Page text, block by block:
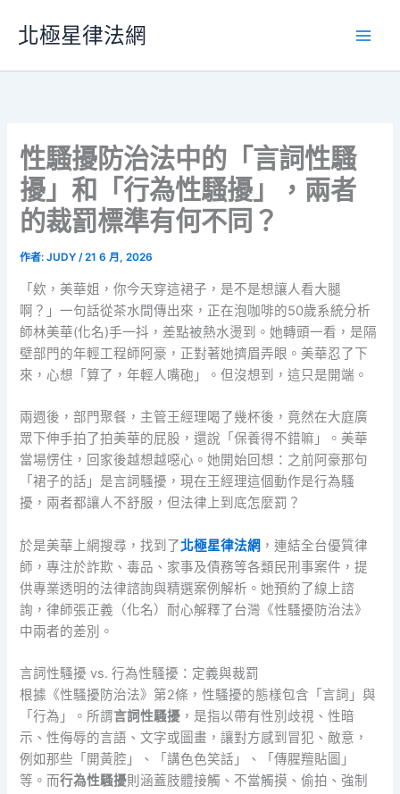
要
北極星律法網
性騷擾防治法中的「言詞性騷
擾」和「行為性騷擾」，兩者
的裁罰標準有何不同？
作者:JUDY/21 6 月, 2026
「欸，美華姐，你今天穿這裙子，是不是想讓人看大腿
啊？」一句話從茶水間傳出來，正在泡咖啡的50歲系統分析
師林美華(化名)手一抖，差點被熱水燙到。她轉頭一看，是隔
壁部門的年輕工程師阿豪，正對著她擠眉弄眼。美華忍了下
來，心想「算了，年輕人嘴砲」。但沒想到，這只是開端。
兩週後，部門聚餐，主管王經理喝了幾杯後，竟然在大庭廣
眾下伸手拍了拍美華的屁股，還說「保養得不錯嘛」。美華
當場愣住，回家後越想越噁心。她開始回想：之前阿豪那句
「裙子的話」是言詞騷擾，現在王經理這個動作是行為騷
擾，兩者都讓人不舒服，但法律上到底怎麼罰？
於是美華上網搜尋，找到了北極星律法網 ，連結全台優質律
師，專注於詐欺、毒品、家事及債務等各類民刑事案件，提
供專業透明的法律諮詢與精選案例解析。她預約了線上諮
詢，律師張正義（化名）耐心解釋了台灣《性騷擾防治法》
中兩者的差別。
言詞性騷擾 vs. 行為性騷擾：定義與裁罰
根據《性騷擾防治法》第2條，性騷擾的態樣包含「言詞」與
「行為」。所謂言詞性騷擾 ，是指以帶有性別歧視、性暗
示、性侮辱的言語、文字或圖畫，讓對方感到冒犯、敵意，
例如那些「開黃腔」、「講色色笑話」、「傳腥羶貼圖」
等。而行為性騷擾則涵蓋肢體接觸、不當觸摸、偷拍、強制